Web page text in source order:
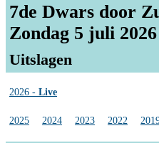
7de Dwars door
Zondag 5 juli 2026
Uitslagen
2026 - Live
2025 2024 2023 2022